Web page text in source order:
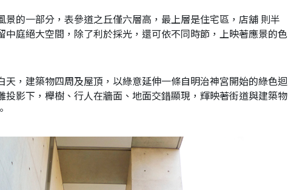
景的一部分，表參道之丘僅六層高，最上層是住宅區，店舖 則半
中庭絕大空間，除了利於採光，還可依不同時節，上映著應景的色
天，建築物四周及屋頂，以綠意延伸一條自明治神宮開始的綠色迴
投影下，櫸樹、行人在牆面、地面交錯顯現，輝映著街道與建築物